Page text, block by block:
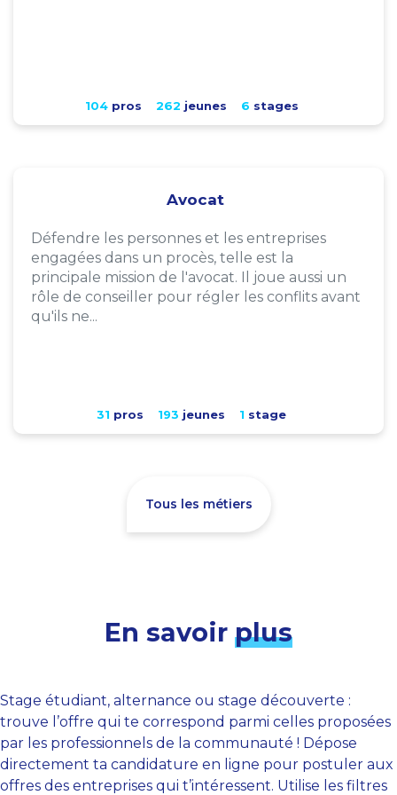
104pros 262 jeunes 6 stages
Avocat
Défendre les personnes et les entreprises
engagées dans un procès, telle est la
principale mission de l'avocat. Il joue aussi un
rôle de conseiller pour régler les conflits avant
qu'ils ne...
31 pros 193 jeunes 1 stage
Tous les métiers
En savoir plus
Stage étudiant, alternance ou stage découverte :
trouve l’offre qui te correspond parmi celles proposées
par les professionnels de la communauté ! Dépose
directement ta candidature en ligne pour postuler aux
offres des entreprises qui t’intéressent. Utilise les filtres